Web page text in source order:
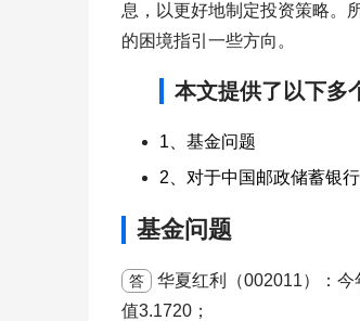
息，以更好地制定投资策略。
的困境指引一些方向。
本文提供了以下多
1、基金问题
2、对于中国邮政储蓄银
基金问题
答
华夏红利（002011）：
值3.1720；